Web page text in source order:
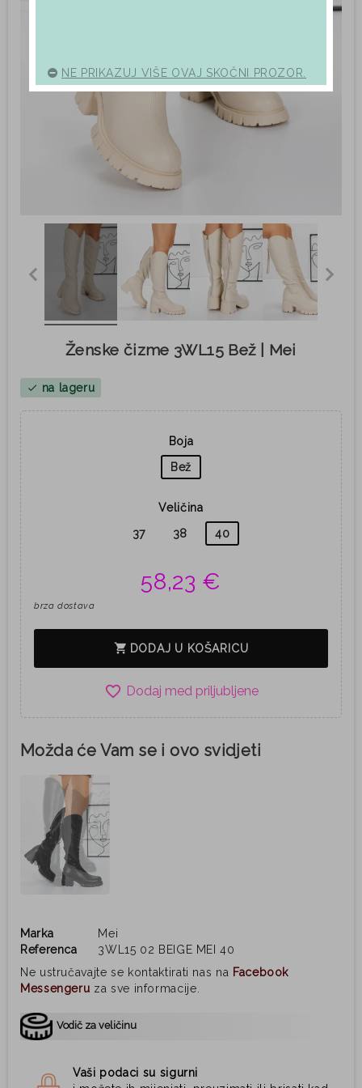
Ženske čizme 3WL15 Bež | Mei
check na lageru
Boja
Bež
Veličina
37
38 40
58,23 €
brza dostava
shopping_cart DODAJ U KOŠARICU
favorite_border
Možda će Vam se i ovo svidjeti
Marka
Mei
Referenca
3WL15 02 BEIGE MEI 40
Ne ustručavajte se kontaktirati nas na Facebook
Messengeru za sve informacije.
Vodič za veličinu
Vaši podaci su sigurni
NE PRIKAZUJ VIŠE OVAJ SKOČNI PROZOR.